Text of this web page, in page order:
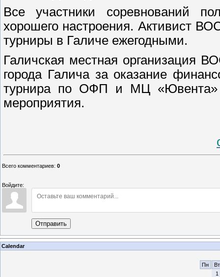
Все участники соревнований
хорошего настроения. Активист
турниры в Галиче ежегодными.
Галичская местная организация
города Галича за оказание
турнира по ОФП и МЦ «Ювента»
мероприятия.
Всего комментариев: 0
Войдите:
Отправить
Calendar
Пн
Вт
1